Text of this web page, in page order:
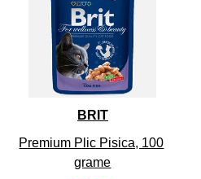
31
BRIT
Premium Plic Pisica, 100
grame